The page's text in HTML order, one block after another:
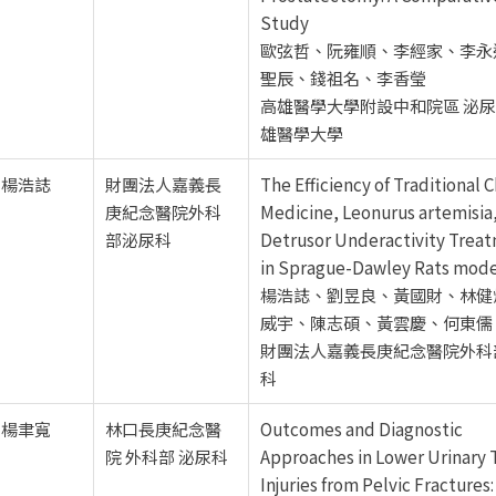
Study
歐弦哲、阮雍順、李經家、李
聖辰、錢祖名、李香瑩
高雄醫學大學附設中和院區 泌
雄醫學大學
楊浩誌
財團法人嘉義長
庚紀念醫院外科
部泌尿科
The Efficiency of Traditional
Medicine, Leonurus
Detrusor Underactivity
in Sprague-Dawley Rats
楊浩誌、劉昱良、黃國財、林
威宇、陳志碩、黃雲慶、何東儒
財團法人嘉義長庚紀念醫院外
科
楊聿寬
林口長庚紀念醫
院 外科部 泌尿科
Outcomes and Diagnostic
Approaches in Lower Urinary
Injuries from Pelvic Fractures: